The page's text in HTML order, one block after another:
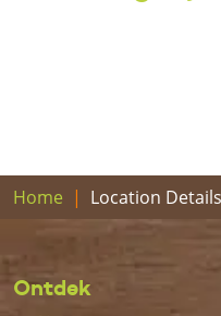
Home Location Details
Ontdek